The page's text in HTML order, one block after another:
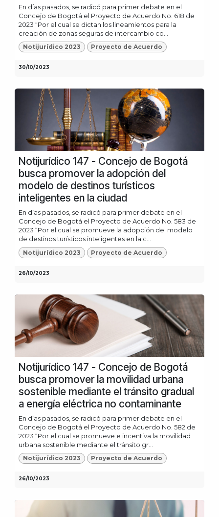
En días pasados, se radicó para primer debate en el
Concejo de Bogotá el Proyecto de Acuerdo No. 618 de
2023 “Por el cual se dictan los lineamientos para la
creación de zonas seguras de intercambio co...
Notijurídico 2023 Proyecto de Acuerdo
30/10/2023
Notijurídico 147 - Concejo de Bogotá
busca promover la adopción del
modelo de destinos turísticos
inteligentes en la ciudad
En días pasados, se radicó para primer debate en el
Concejo de Bogotá el Proyecto de Acuerdo No. 583 de
2023 “Por el cual se promueve la adopción del modelo
de destinos turísticos inteligentes en la c...
Notijurídico 2023 Proyecto de Acuerdo
26/10/2023
Notijurídico 147 - Concejo de Bogotá
busca promover la movilidad urbana
sostenible mediante el tránsito gradual
a energía eléctrica no contaminante
En días pasados, se radicó para primer debate en el
Concejo de Bogotá el Proyecto de Acuerdo No. 582 de
2023 “Por el cual se promueve e incentiva la movilidad
urbana sostenible mediante el tránsito gr...
Notijurídico 2023 Proyecto de Acuerdo
26/10/2023